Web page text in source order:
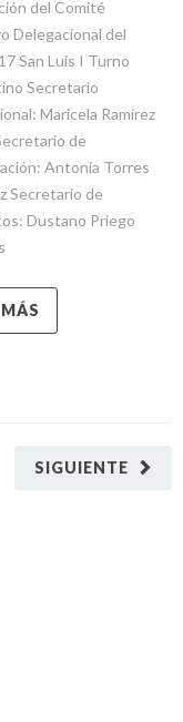
del Comité
Delegacional del
San Luis I Turno
Secretario
Maricela Ramírez
de
Antonia Torres
Secretario de
Dustano Priego
SIGUIENTE